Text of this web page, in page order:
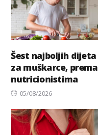
Šest najboljih dijeta
za muškarce, prema
nutricionistima
Posted
05/08/2026